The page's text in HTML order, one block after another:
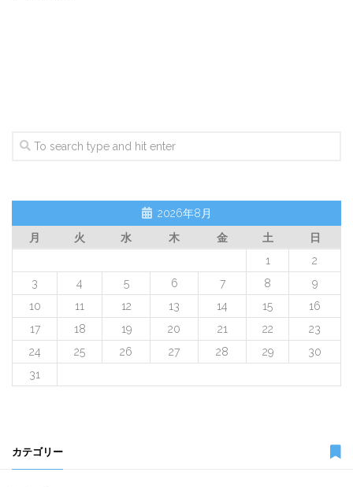
2026年8月
月
火 水 木 金 土
日
1
2
3
4 5 6 7 8
9
10
11 12 13 14 15
16
17
18 19 20 21 22
23
24
25 26 27 28 29
30
31
カテゴリー